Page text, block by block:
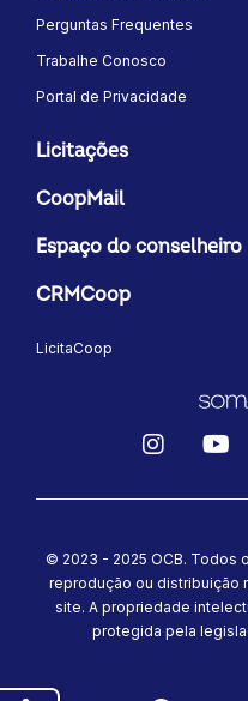
Perguntas Frequentes
Trabalhe Conosco
Portal de Privacidade
Licitações
CoopMail
Espaço do conselheiro
CRMCoop
LicitaCoop
© 2023 - 2025 OCB. Todos
reprodução ou distribuição
site. A propriedade
protegida pela